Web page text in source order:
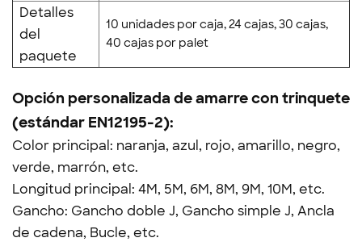
Detalles
del
paquete
10 unidades por caja, 24 cajas, 30 cajas,
40 cajas por palet
Opción personalizada de amarre con trinquete
(estándar EN12195-2):
Color principal: naranja, azul, rojo, amarillo, negro,
verde, marrón, etc.
Longitud principal: 4M, 5M, 6M, 8M, 9M, 10M, etc.
Gancho: Gancho doble J, Gancho simple J, Ancla
de cadena, Bucle, etc.